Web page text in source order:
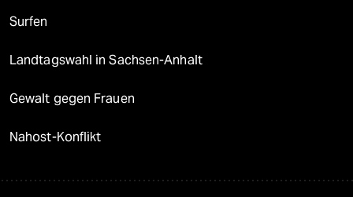
Surfen
Landtagswahl in Sachsen-Anhalt
Gewalt gegen Frauen
Nahost-Konflikt